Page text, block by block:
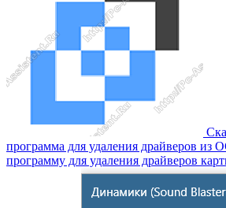
программа для удаления драйверов из
программу для удаления драйверов